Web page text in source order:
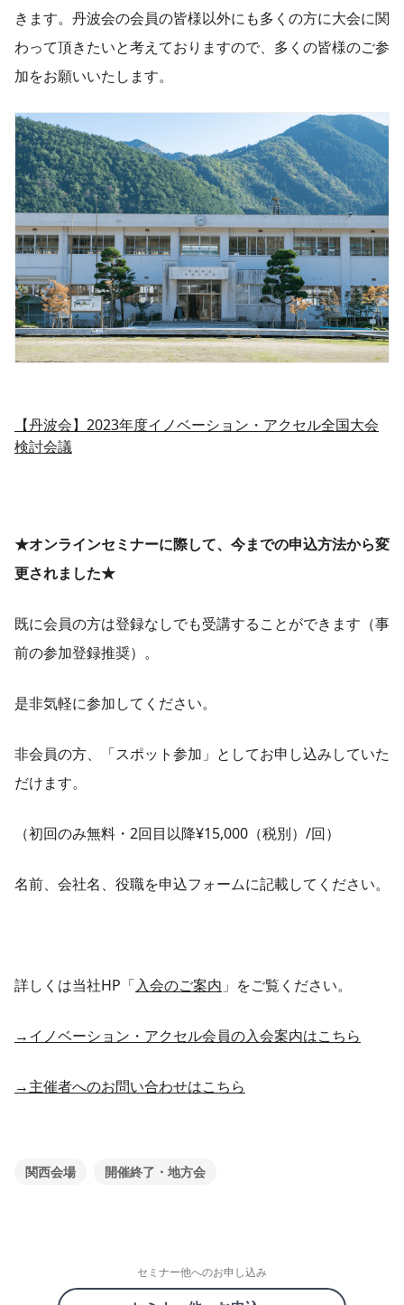
きます。丹波会の会員の皆様以外にも多くの方に大会に関
わって頂きたいと考えておりますので、多くの皆様のご参
加をお願いいたします。
【丹波会】2023年度イノベーション・アクセル全国大会
検討会議
★オンラインセミナーに際して、今までの申込方法から変
更されました★
既に会員の方は登録なしでも受講することができます（事
前の参加登録推奨）。
是非気軽に参加してください。
非会員の方、「スポット参加」としてお申し込みしていた
だけます。
（初回のみ無料・2回目以降¥15,000（税別）/回）
名前、会社名、役職を申込フォームに記載してください。
詳しくは当社HP「入会のご案内 」をご覧ください。
→イノベーション・アクセル会員の入会案内はこちら
→主催者へのお問い合わせはこちら
関西会場 開催終了・地方会
セミナー他へのお申し込み